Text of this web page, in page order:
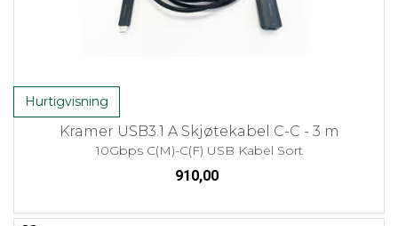
Hurtigvisning
Kramer USB3.1 A Skjøtekabel C-C - 3 m
10Gbps C(M)-C(F) USB Kabel Sort
910,00